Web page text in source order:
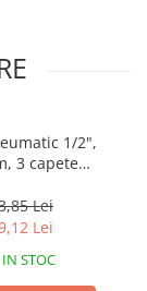
1/2",
3 capete
EMTOP -
EMTOP
Lei
Lei
IN STOC